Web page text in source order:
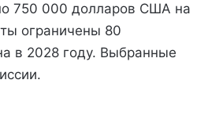
750 000 долларов США на
ограничены 80
в 2028 году. Выбранные